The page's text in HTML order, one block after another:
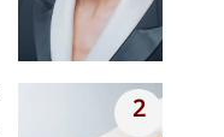
2